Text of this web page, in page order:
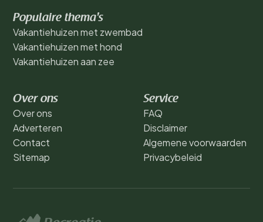
Populaire thema's
Vakantiehuizen met zwembad
Vakantiehuizen met hond
Vakantiehuizen aan zee
Over ons
Over ons
Adverteren
Contact
Sitemap
Service
FAQ
Disclaimer
Algemene voorwaarden
Privacybeleid